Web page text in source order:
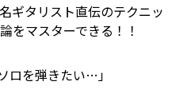
ギタリスト直伝のテクニッ
をマスターできる！！
ロを弾きたい…」